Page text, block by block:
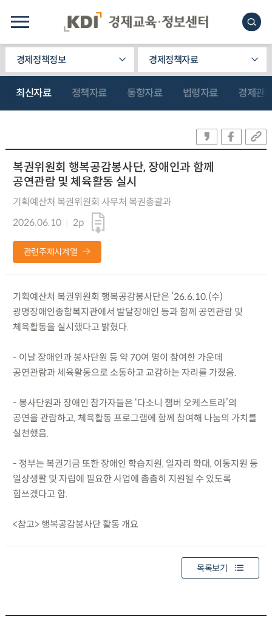
경제정책정보 경제정책자료
최신자료 정책자료 동향자료 법령자료 경제관
복권위원회 행복공감봉사단, 장애인과 함께
공연관람 및 체육활동 실시
기획예산처 복권위원회 사무처 복권총괄과
2026.06.10
2p
관련주제시계열
기획예산처 복권위원회 행복공감봉사단은 ’26.6.10.(수)
광명장애인종합복지관에서 발달장애인 등과 함께 공연관람 및
체육활동을 실시했다고 밝혔다.
- 이날 장애인과 봉사단원 등 약 70여 명이 참여한 가운데
공연관람과 체육활동으로 소통하고 교감하는 자리를 가졌음.
- 봉사단원과 장애인 참가자들은 ‘다소니 챔버 오케스트라’의
공연을 관람하고, 체육활동 프로그램에 함께 참여해 나눔의 가치를
실천했음.
- 정부는 복권기금 또한 장애인 학습지원, 일자리 확대, 이동지원 등
일상생활 및 자립에 필요한 사업에 촘촘히 지원될 수 있도록
힘쓰겠다고 함.
<참고> 행복공감봉사단 활동 개요
목록보기